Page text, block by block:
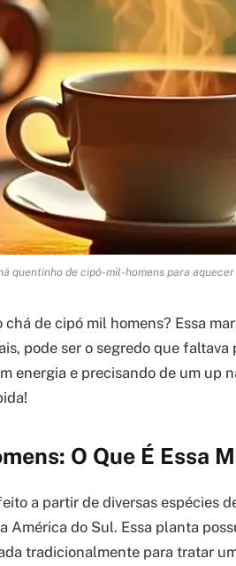
quentinho de cipó-mil-homens para aquecer
de cipó mil homens? Essa
pode ser o segredo que faltava
energia e precisando de um up
O Que É Essa
a partir de diversas espécies
América do Sul. Essa planta
tradicionalmente para tratar